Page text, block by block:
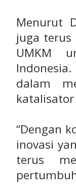
Menurut
juga
UMKM
dalam
“Dengan
inovasi
terus